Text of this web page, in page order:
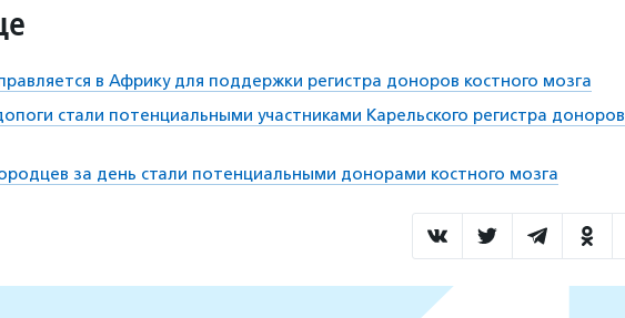
в Африку для поддержки регистра доноров костного мозга
стали потенциальными участниками Карельского регистра доноров
за день стали потенциальными донорами костного мозга